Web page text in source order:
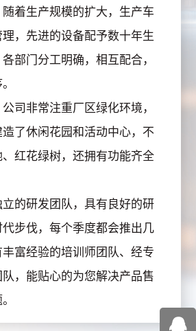
着生产规模的扩大，生产车
，先进的设备配予数十年生
部门分工明确，相互配合，
司非常注重厂区绿化环境，
了休闲花园和活动中心，不
红花绿树，还拥有功能齐全
的研发团队，具有良好的研
步伐，每个季度都会推出几
富经验的培训师团队、经专
，能贴心的为您解决产品售